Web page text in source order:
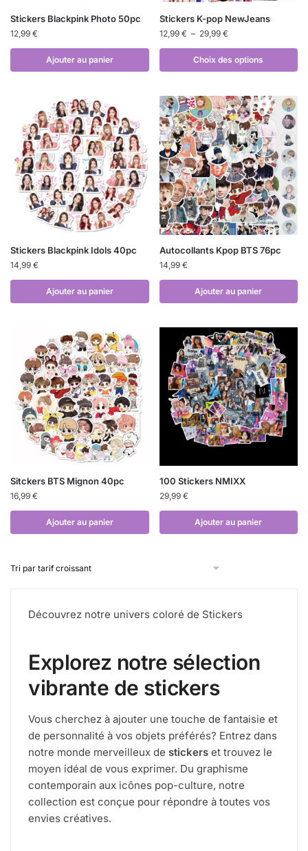
Stickers Blackpink Photo 50pc
12,99 €
Ajouter au panier
Stickers K-pop NewJeans
12,99 € – 29,99 €
Choix des options
Stickers Blackpink Idols 40pc
14,99 €
Ajouter au panier
Autocollants Kpop BTS 76pc
14,99 €
Ajouter au panier
Sitckers BTS Mignon 40pc
16,99 €
Ajouter au panier
100 Stickers NMIXX
29,99 €
Ajouter au panier
Découvrez notre univers coloré de Stickers
Explorez notre sélection
vibrante de stickers
Vous cherchez à ajouter une touche de fantaisie et
de personnalité à vos objets préférés? Entrez dans
notre monde merveilleux de stickers et trouvez le
moyen idéal de vous exprimer. Du graphisme
contemporain aux icônes pop-culture, notre
collection est conçue pour répondre à toutes vos
envies créatives.